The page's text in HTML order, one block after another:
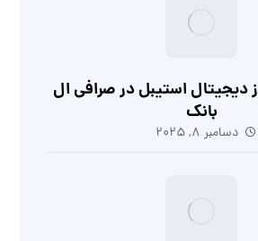
استیبل در صرافی ال
بانک
دسامبر 8, 2025